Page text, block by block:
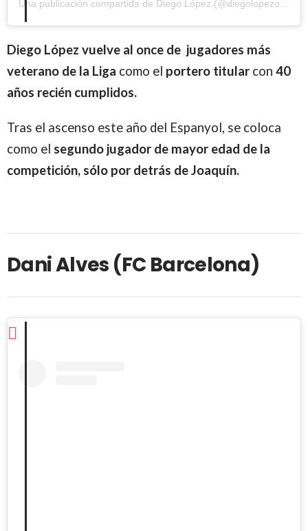
Diego López vuelve al once de jugadores más
veterano de la Liga como el portero titular con 40
años recién cumplidos.
Tras el ascenso este año del Espanyol, se coloca
como el segundo jugador de mayor edad de la
competición, sólo por detrás de Joaquín.
Dani Alves (FC Barcelona)